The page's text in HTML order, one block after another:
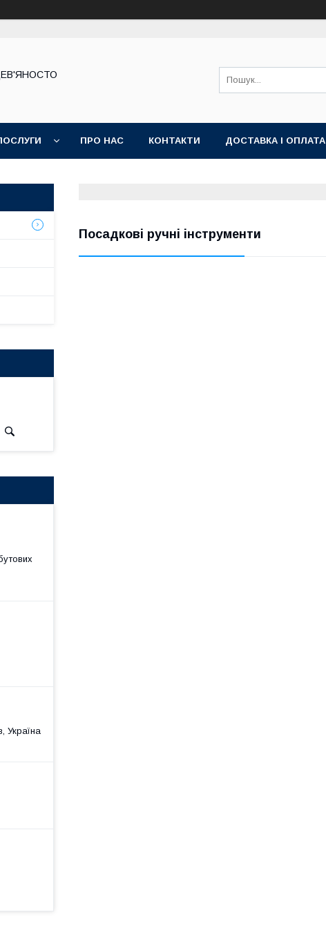
ПРО НАС КОНТАКТИ ДОСТАВКА І ОПЛАТА
Посадкові ручні інструменти
Україна